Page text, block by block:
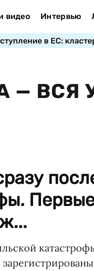
видео Интервью
в ЕС:
— ВСЯ